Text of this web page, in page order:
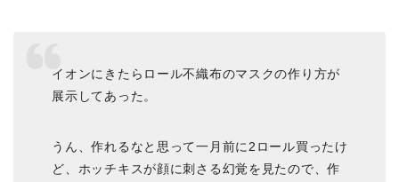
イオンにきたらロール不織布のマスクの作り方が
展示してあった。
うん、作れるなと思って一月前に2ロール買ったけ
ど、ホッチキスが顔に刺さる幻覚を見たので、作